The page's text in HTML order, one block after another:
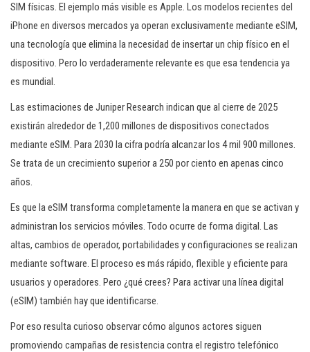
SIM físicas. El ejemplo más visible es Apple. Los modelos recientes del
iPhone en diversos mercados ya operan exclusivamente mediante eSIM,
una tecnología que elimina la necesidad de insertar un chip físico en el
dispositivo. Pero lo verdaderamente relevante es que esa tendencia ya
es mundial.
Las estimaciones de Juniper Research indican que al cierre de 2025
existirán alrededor de 1,200 millones de dispositivos conectados
mediante eSIM. Para 2030 la cifra podría alcanzar los 4 mil 900 millones.
Se trata de un crecimiento superior a 250 por ciento en apenas cinco
años.
Es que la eSIM transforma completamente la manera en que se activan y
administran los servicios móviles. Todo ocurre de forma digital. Las
altas, cambios de operador, portabilidades y configuraciones se realizan
mediante software. El proceso es más rápido, flexible y eficiente para
usuarios y operadores. Pero ¿qué crees? Para activar una línea digital
(eSIM) también hay que identificarse.
Por eso resulta curioso observar cómo algunos actores siguen
promoviendo campañas de resistencia contra el registro telefónico